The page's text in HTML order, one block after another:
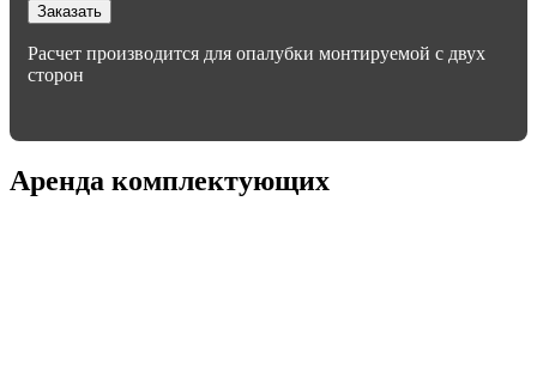
Заказать
Расчет производится для опалубки монтируемой с двух
сторон
Аренда комплектующих